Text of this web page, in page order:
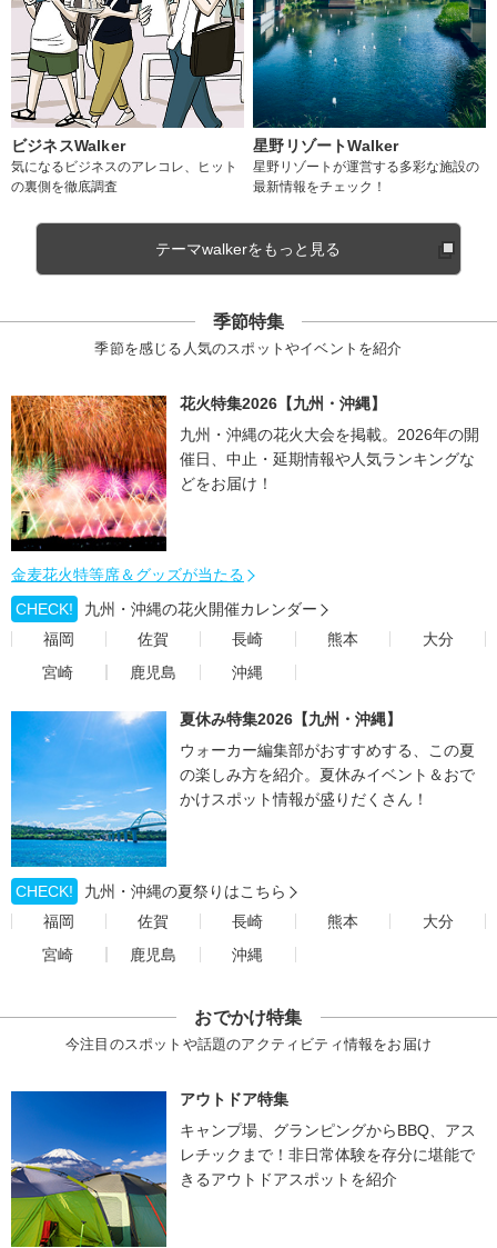
ビジネスWalker
気になるビジネスのアレコレ、ヒット
の裏側を徹底調査
星野リゾートWalker
星野リゾートが運営する多彩な施設の
最新情報をチェック！
テーマwalkerをもっと見る
季節特集
季節を感じる人気のスポットやイベントを紹介
花火特集2026【九州・沖縄】
九州・沖縄の花火大会を掲載。2026年の開
催日、中止・延期情報や人気ランキングな
どをお届け！
金麦花火特等席＆グッズが当たる
CHECK!
九州・沖縄の花火開催カレンダー
福岡
佐賀 長崎 熊本
大分
宮崎
鹿児島 沖縄
夏休み特集2026【九州・沖縄】
ウォーカー編集部がおすすめする、この夏
の楽しみ方を紹介。夏休みイベント＆おで
かけスポット情報が盛りだくさん！
CHECK!
九州・沖縄の夏祭りはこちら
福岡
佐賀 長崎 熊本
大分
宮崎
鹿児島 沖縄
おでかけ特集
今注目のスポットや話題のアクティビティ情報をお届け
アウトドア特集
キャンプ場、グランピングからBBQ、アス
レチックまで！非日常体験を存分に堪能で
きるアウトドアスポットを紹介